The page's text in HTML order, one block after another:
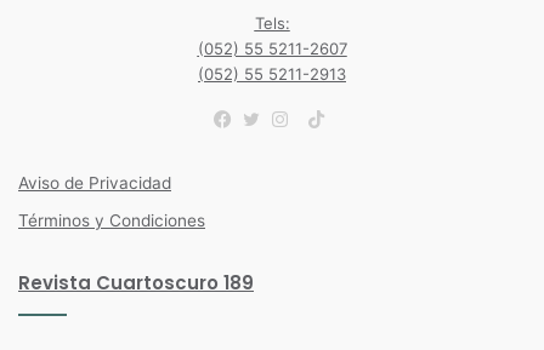
Tels:
(052) 55 5211-2607
(052) 55 5211-2913
TikTok
Aviso de Privacidad
Términos y Condiciones
Revista Cuartoscuro 189